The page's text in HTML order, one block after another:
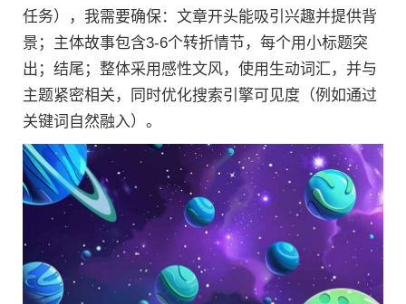
任务），我需要确保：文章开头能吸引兴趣并提供背
景；主体故事包含3-6个转折情节，每个用小标题突
出；结尾；整体采用感性文风，使用生动词汇，并与
主题紧密相关，同时优化搜索引擎可见度（例如通过
关键词自然融入）。